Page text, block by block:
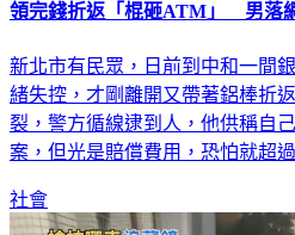
領完錢折返「棍砸ATM」 男落
新北市有民眾，日前到中和一間
緒失控，才剛離開又帶著鋁棒折
裂，警方循線逮到人，他供稱自
案，但光是賠償費用，恐怕就超過
社會